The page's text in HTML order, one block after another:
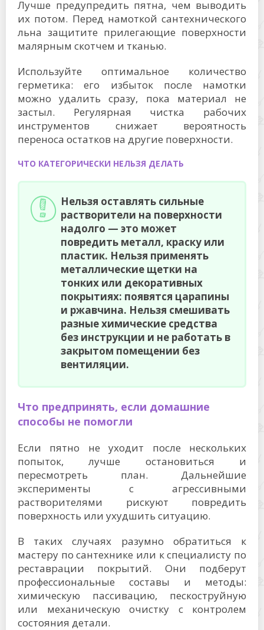
Лучше предупредить пятна, чем выводить
их потом. Перед намоткой сантехнического
льна защитите прилегающие поверхности
малярным скотчем и тканью.
Используйте оптимальное количество
герметика: его избыток после намотки
можно удалить сразу, пока материал не
застыл. Регулярная чистка рабочих
инструментов снижает вероятность
переноса остатков на другие поверхности.
ЧТО КАТЕГОРИЧЕСКИ НЕЛЬЗЯ ДЕЛАТЬ
Нельзя оставлять сильные
растворители на поверхности
надолго — это может
повредить металл, краску или
пластик. Нельзя применять
металлические щетки на
тонких или декоративных
покрытиях: появятся царапины
и ржавчина. Нельзя смешивать
разные химические средства
без инструкции и не работать в
закрытом помещении без
вентиляции.
Что предпринять, если домашние
способы не помогли
Если пятно не уходит после нескольких
попыток, лучше остановиться и
пересмотреть план. Дальнейшие
эксперименты с агрессивными
растворителями рискуют повредить
поверхность или ухудшить ситуацию.
В таких случаях разумно обратиться к
мастеру по сантехнике или к специалисту по
реставрации покрытий. Они подберут
профессиональные составы и методы:
химическую пассивацию, пескоструйную
или механическую очистку с контролем
состояния детали.